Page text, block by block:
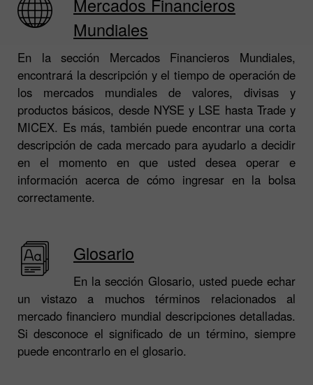
Mundiales
En la sección Mercados Financieros Mundiales,
encontrará la descripción y el tiempo de operación de
los mercados mundiales de valores, divisas y
productos básicos, desde NYSE y LSE hasta Trade y
MICEX. Es más, también puede encontrar una corta
descripción de cada mercado para ayudarlo a decidir
en el momento en que usted desea operar e
información acerca de cómo ingresar en la bolsa
correctamente.
Glosario
En la sección Glosario, usted puede echar
un vistazo a muchos términos relacionados al
mercado financiero mundial descripciones detalladas.
Si desconoce el significado de un término, siempre
puede encontrarlo en el glosario.